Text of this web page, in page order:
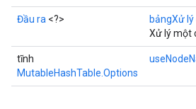
Đầu ra <?> bảngXử lý
Xử lý một
tĩnh
MutableHashTable.Options